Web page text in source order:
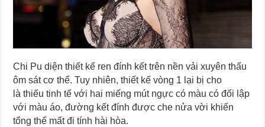
Chi Pu diện thiết kế ren đính kết trên nền vải xuyên thấu
ôm sát cơ thể. Tuy nhiên, thiết kế vòng 1 lại bị cho
là thiếu tinh tế với hai miếng mút ngực có màu có đối lập
với màu áo, đường kết đính được che nửa vời khiến
tổng thể mất đi tính hài hòa.